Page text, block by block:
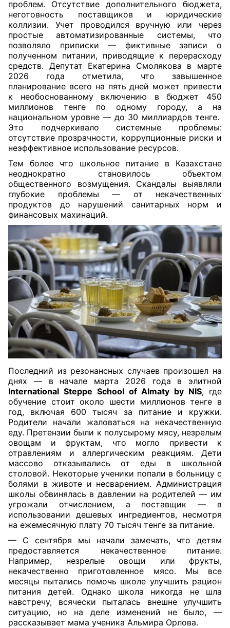
проблем. Отсутствие дополнительного бюджета,
неготовность поставщиков и юридические
коллизии. Учет проводился вручную или через
простые автоматизированные системы, что
позволяло приписки — фиктивные записи о
полученном питании, приводящие к перерасходу
средств. Депутат Екатерина Смолякова в марте
2026 года отметила, что завышенное
планирование всего на пять дней может привести
к необоснованному включению в бюджет 450
миллионов тенге по одному городу, а на
национальном уровне — до 30 миллиардов тенге.
Это подчеркивало системные проблемы:
отсутствие прозрачности, коррупционные риски и
неэффективное использование ресурсов.
Тем более что школьное питание в Казахстане
неоднократно становилось объектом
общественного возмущения. Скандалы выявляли
глубокие проблемы — от некачественных
продуктов до нарушений санитарных норм и
финансовых махинаций.
Последний из резонансных случаев произошел на
днях — в начале марта 2026 года в элитной
International Steppe School of Almaty by NIS, где
обучение стоит около шести миллионов тенге в
год, включая 600 тысяч за питание и кружки.
Родители начали жаловаться на некачественную
еду. Претензии были к полусырому мясу, незрелым
овощам и фруктам, что могло привести к
отравлениям и аллергическим реакциям. Дети
массово отказывались от еды в школьной
столовой. Некоторые ученики попали в больницу с
болями в животе и несварением. Администрация
школы обвинялась в давлении на родителей — им
угрожали отчислением, а поставщик — в
использовании дешевых ингредиентов, несмотря
на ежемесячную плату 70 тысяч тенге за питание.
— С сентября мы начали замечать, что детям
предоставляется некачественное питание.
Например, незрелые овощи или фрукты,
некачественно приготовленное мясо. Мы все
месяцы пытались помочь школе улучшить рацион
питания детей. Однако школа никогда не шла
навстречу, всячески пыталась внешне улучшить
ситуацию, но на деле изменений не было, —
рассказывает мама ученика Альмира Орлова.